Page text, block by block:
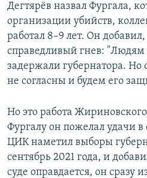
Дегтярёв назвал Фургала,
организации убийств,
работал 8–9 лет. Он
справедливый гнев:
задержали губернатора. Но
не согласны и будем его
Но это работа
Фургалу он пожелал удачи в
ЦИК наметил выборы
сентябрь 2021 года, и
суде оправдается, он сразу